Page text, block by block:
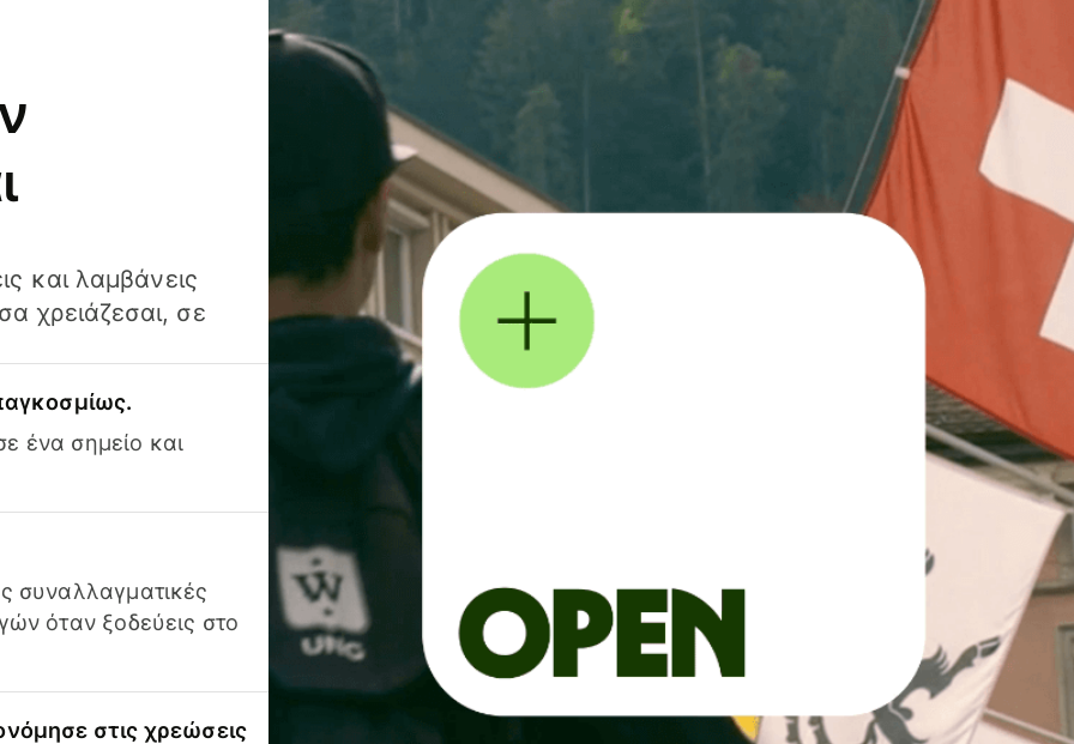
και λαμβάνεις
χρειάζεσαι, σε
ένα σημείο και
συναλλαγματικές
όταν ξοδεύεις στο
στις χρεώσεις